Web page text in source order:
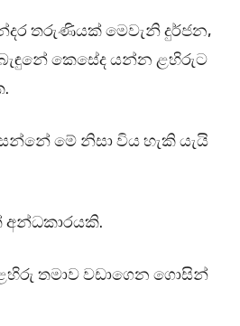
තරුණියක් මෙවැනි දුර්ජන,
කෙසේද යන්න ළහිරුට
මේ නිසා විය හැකි යැයි
තමාව වඩාගෙන ගොසින්